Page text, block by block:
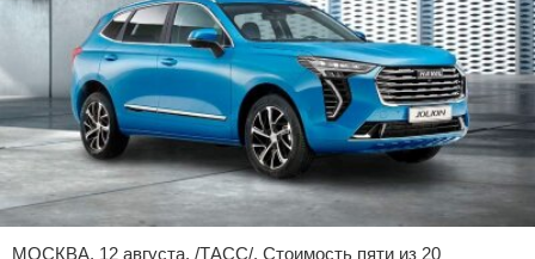
МОСКВА, 12 августа. /ТАСС/. Стоимость пяти из 20